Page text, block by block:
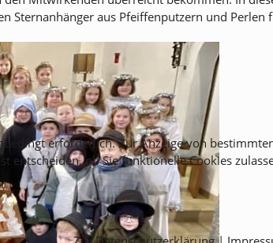
Sternanhänger aus Pfeiffenputzern und Perlen
erforderlich. Zur Anzeige von
entscheiden, ob Sie funktionelle Cookies